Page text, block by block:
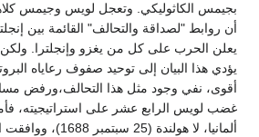
بجيمس الكاثوليكي. وتعجل لويس وجيمس
أن روابط "لصداقة والتحالف" القائمة بين
يعلن الحرب على كل من يغزو وإنجلترا.
يؤدي هذا البيان إلى توحيد صفوف رعاياه
أقوى، نفي وجود مثل هذا التحالف،ورفض
غضب لويس الرابع عشر على استراتيجيته،
ألمانيا، لا هولندة (25